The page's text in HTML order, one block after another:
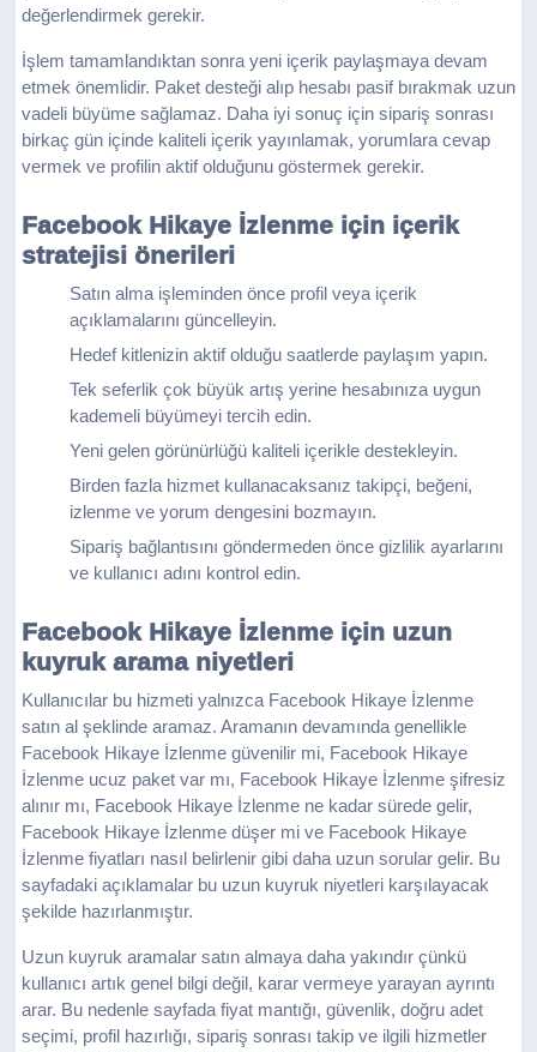
değerlendirmek gerekir.
İşlem tamamlandıktan sonra yeni içerik paylaşmaya devam
etmek önemlidir. Paket desteği alıp hesabı pasif bırakmak uzun
vadeli büyüme sağlamaz. Daha iyi sonuç için sipariş sonrası
birkaç gün içinde kaliteli içerik yayınlamak, yorumlara cevap
vermek ve profilin aktif olduğunu göstermek gerekir.
Facebook Hikaye İzlenme için içerik
stratejisi önerileri
Satın alma işleminden önce profil veya içerik
açıklamalarını güncelleyin.
Hedef kitlenizin aktif olduğu saatlerde paylaşım yapın.
Tek seferlik çok büyük artış yerine hesabınıza uygun
kademeli büyümeyi tercih edin.
Yeni gelen görünürlüğü kaliteli içerikle destekleyin.
Birden fazla hizmet kullanacaksanız takipçi, beğeni,
izlenme ve yorum dengesini bozmayın.
Sipariş bağlantısını göndermeden önce gizlilik ayarlarını
ve kullanıcı adını kontrol edin.
Facebook Hikaye İzlenme için uzun
kuyruk arama niyetleri
Kullanıcılar bu hizmeti yalnızca Facebook Hikaye İzlenme
satın al şeklinde aramaz. Aramanın devamında genellikle
Facebook Hikaye İzlenme güvenilir mi, Facebook Hikaye
İzlenme ucuz paket var mı, Facebook Hikaye İzlenme şifresiz
alınır mı, Facebook Hikaye İzlenme ne kadar sürede gelir,
Facebook Hikaye İzlenme düşer mi ve Facebook Hikaye
İzlenme fiyatları nasıl belirlenir gibi daha uzun sorular gelir. Bu
sayfadaki açıklamalar bu uzun kuyruk niyetleri karşılayacak
şekilde hazırlanmıştır.
Uzun kuyruk aramalar satın almaya daha yakındır çünkü
kullanıcı artık genel bilgi değil, karar vermeye yarayan ayrıntı
arar. Bu nedenle sayfada fiyat mantığı, güvenlik, doğru adet
seçimi, profil hazırlığı, sipariş sonrası takip ve ilgili hizmetler